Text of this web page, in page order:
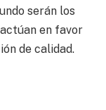
serán los
en favor
de calidad.